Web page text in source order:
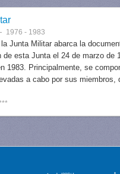
1976 - 1983
Junta Militar abarca la
de esta Junta el 24 de marzo de
1983. Principalmente, se
a cabo por sus miembros,